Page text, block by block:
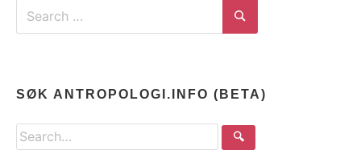
Search
Search
SØK ANTROPOLOGI.INFO (BETA)
Search
the
🔍